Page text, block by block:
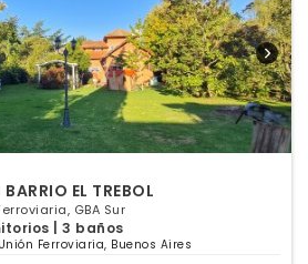
EL TREBOL
GBA Sur
| 3 baños
Ferroviaria, Buenos Aires